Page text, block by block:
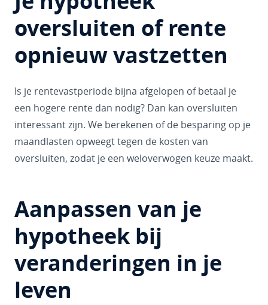
oversluiten of rente
opnieuw vastzetten
Is je rentevastperiode bijna afgelopen of betaal je
een hogere rente dan nodig? Dan kan oversluiten
interessant zijn. We berekenen of de besparing op je
maandlasten opweegt tegen de kosten van
oversluiten, zodat je een weloverwogen keuze maakt.
Aanpassen van je
hypotheek bij
veranderingen in je
leven